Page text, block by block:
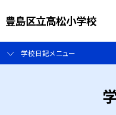
豊島区立高松小学校
学校日記メニュー